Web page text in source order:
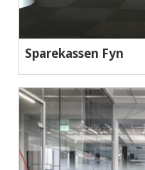
Sparekassen Fyn